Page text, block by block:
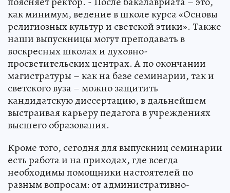
как минимум, ведение в школе курса «Основы
религиозных культур и светской этики». Также
наши выпускницы могут преподавать в
воскресных школах и духовно-
просветительских центрах. А по окончании
магистратуры – как на базе семинарии, так и
светского вуза – можно защитить
кандидатскую диссертацию, в дальнейшем
выстраивая карьеру педагога в учреждениях
высшего образования.
Кроме того, сегодня для выпускниц семинарии
есть работа и на приходах, где всегда
необходимы помощники настоятелей по
разным вопросам: от административно-